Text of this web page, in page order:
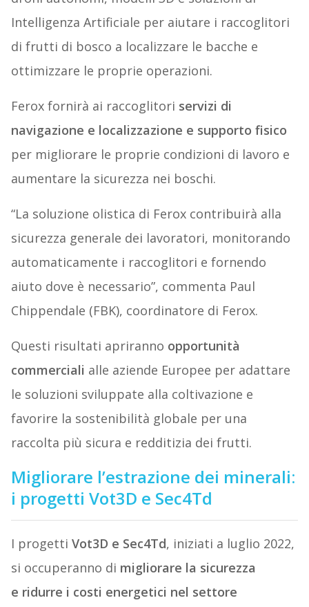
Intelligenza Artificiale per aiutare i raccoglitori
di frutti di bosco a localizzare le bacche e
ottimizzare le proprie operazioni.
Ferox fornirà ai raccoglitori servizi di
navigazione e localizzazione e supporto fisico
per migliorare le proprie condizioni di lavoro e
aumentare la sicurezza nei boschi.
“La soluzione olistica di Ferox contribuirà alla
sicurezza generale dei lavoratori, monitorando
automaticamente i raccoglitori e fornendo
aiuto dove è necessario”, commenta Paul
Chippendale (FBK), coordinatore di Ferox.
Questi risultati apriranno opportunità
commerciali alle aziende Europee per adattare
le soluzioni sviluppate alla coltivazione e
favorire la sostenibilità globale per una
raccolta più sicura e redditizia dei frutti.
Migliorare l’estrazione dei minerali:
i progetti Vot3D e Sec4Td
I progetti Vot3D e Sec4Td, iniziati a luglio 2022,
si occuperanno di migliorare la sicurezza
e ridurre i costi energetici nel settore